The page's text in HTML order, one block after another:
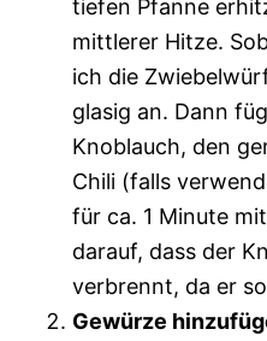
tiefen Pfanne
mittlerer Hitze.
ich die
glasig an. Dann
Knoblauch, den
Chili (falls
für ca. 1 Minute
darauf, dass der
verbrennt, da er
Gewürze